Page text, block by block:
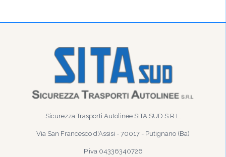
Sicurezza Trasporti Autolinee SITA SUD S.R.L.
Via San Francesco d'Assisi - 70017 - Putignano (Ba)
P.iva 04336340726